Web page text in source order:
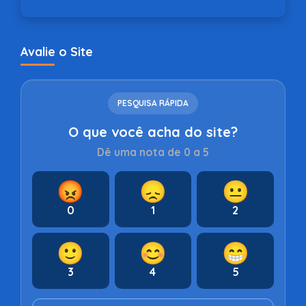
Avalie o Site
PESQUISA RÁPIDA
O que você acha do site?
Dê uma nota de 0 a 5
😡
0
😞
1
😐
2
🙂
3
😊
4
😁
5